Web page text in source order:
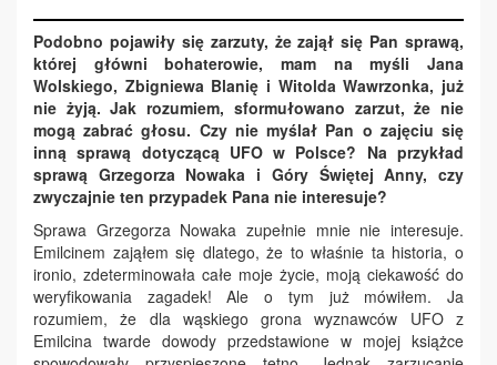
Podobno pojawiły się zarzuty, że zajął się Pan sprawą,
której główni bohaterowie, mam na myśli Jana
Wolskiego, Zbigniewa Blanię i Witolda Wawrzonka, już
nie żyją. Jak rozumiem, sformułowano zarzut, że nie
mogą zabrać głosu. Czy nie myślał Pan o zajęciu się
inną sprawą dotyczącą UFO w Polsce? Na przykład
sprawą Grzegorza Nowaka i Góry Świętej Anny, czy
zwyczajnie ten przypadek Pana nie interesuje?
Sprawa Grzegorza Nowaka zupełnie mnie nie interesuje.
Emilcinem zająłem się dlatego, że to właśnie ta historia, o
ironio, zdeterminowała całe moje życie, moją ciekawość do
weryfikowania zagadek! Ale o tym już mówiłem. Ja
rozumiem, że dla wąskiego grona wyznawców UFO z
Emilcina twarde dowody przedstawione w mojej książce